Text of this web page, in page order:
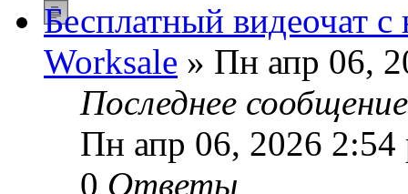
Бесплатный видеочат
Worksale » Пн апр 06,
Последнее
Пн апр 06, 2026 2:54
0 Ответы